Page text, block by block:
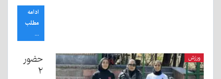
ادامه
مطلب
...
ورزش
حضور
٢